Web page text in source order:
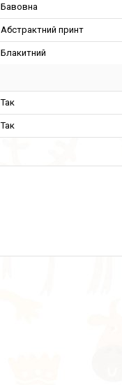
Бавовна
Абстрактний принт
Блакитний
Так
Так